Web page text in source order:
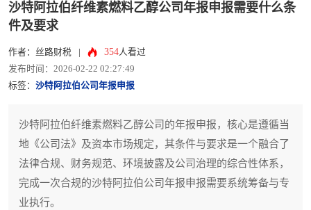
沙特阿拉伯纤维素燃料乙醇公司年报申报需要什么条
件及要求
作者：丝路财税 354人看过
发布时间：2026-02-22 02:27:49
标签： 沙特阿拉伯公司年报申报
沙特阿拉伯纤维素燃料乙醇公司的年报申报，核心是遵循当
地《公司法》及资本市场规定，其条件与要求是一个融合了
法律合规、财务规范、环境披露及公司治理的综合性体系，
完成一次合规的沙特阿拉伯公司年报申报需要系统筹备与专
业执行。